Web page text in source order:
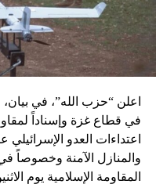
اعلن “حزب الله”، في
في قطاع غزة وإسناداً
اعتداءات العدو
والمنازل الآمنة وخصوصاً